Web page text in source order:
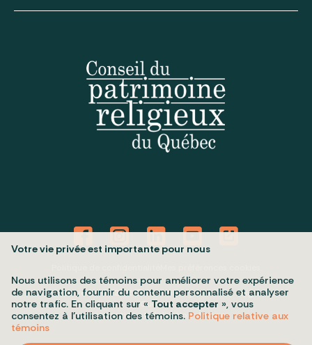
Tous droits réservés 2026 © Conseil du patrimoine religieux du
Québec
Conception et réalisation :Nubee
Votre vie privée est importante pour nous
Nous utilisons des témoins pour améliorer votre expérience
de navigation, fournir du contenu personnalisé et analyser
notre trafic. En cliquant sur « Tout accepter », vous
consentez à l’utilisation des témoins. Politique relative aux
témoins